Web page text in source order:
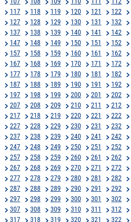
117
118 119 120 121 122
127
128 129 130 131 132
137
138 139 140 141 142
147
148 149 150 151 152
157
158 159 160 161 162
167
168 169 170 171 172
177
178 179 180 181 182
187
188 189 190 191 192
197
198 199 200 201 202
207
208 209 210 211 212
217
218 219 220 221 222
227
228 229 230 231 232
237
238 239 240 241 242
247
248 249 250 251 252
257
258 259 260 261 262
267
268 269 270 271 272
277
278 279 280 281 282
287
288 289 290 291 292
297
298 299 300 301 302
307
308 309 310 311 312
317
318 319 320 321 322